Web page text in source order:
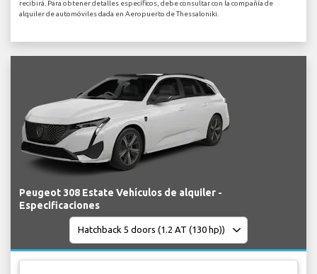
recibirá. Para obtener detalles específicos, debe consultar con la compañía de
alquiler de automóviles dada en Aeropuerto de Thessaloniki.
Peugeot 308 Estate Vehículos de alquiler -
Especificaciones